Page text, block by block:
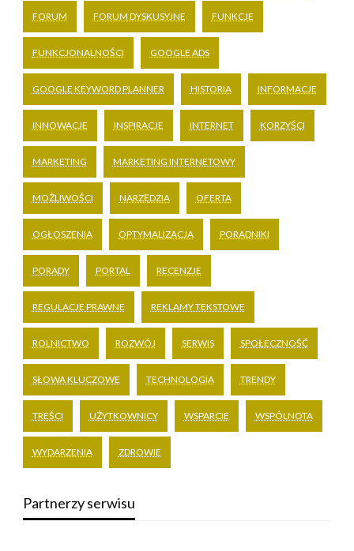
FORUM FORUM DYSKUSYJNE FUNKCJE
FUNKCJONALNOŚCI GOOGLE ADS
GOOGLE KEYWORD PLANNER HISTORIA INFORMACJE
INNOWACJE INSPIRACJE INTERNET KORZYŚCI
MARKETING MARKETING INTERNETOWY
MOŻLIWOŚCI NARZĘDZIA OFERTA
OGŁOSZENIA OPTYMALIZACJA PORADNIKI
PORADY PORTAL RECENZJE
REGULACJE PRAWNE REKLAMY TEKSTOWE
ROLNICTWO ROZWÓJ SERWIS SPOŁECZNOŚĆ
SŁOWA KLUCZOWE TECHNOLOGIA TRENDY
TREŚCI UŻYTKOWNICY WSPARCIE WSPÓLNOTA
WYDARZENIA ZDROWIE
Partnerzy serwisu